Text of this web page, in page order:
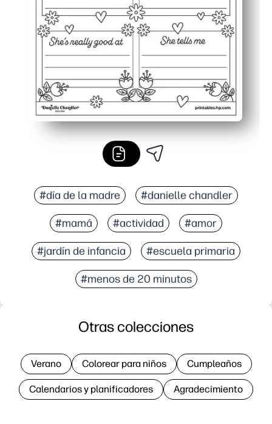
#día de la madre #danielle chandler
#mamá #actividad #amor
#jardín de infancia #escuela primaria
#menos de 20 minutos
Otras colecciones
Verano Colorear para niños Cumpleaños
Calendarios y planificadores Agradecimiento